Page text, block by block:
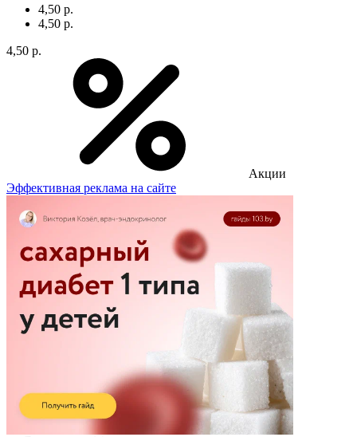
4,50 р.
4,50 р.
4,50 р.
Акции
Эффективная реклама на сайте